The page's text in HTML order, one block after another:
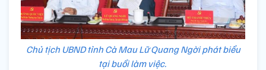
Chủ tịch UBND tỉnh Cà Mau Lữ Quang Ngời phát biểu
tại buổi làm việc.